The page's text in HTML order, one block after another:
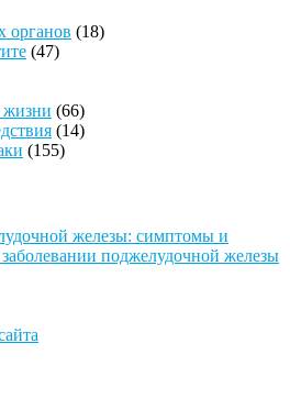
органов (18)
(47)
жизни (66)
(14)
(155)
железы: симптомы и
поджелудочной железы